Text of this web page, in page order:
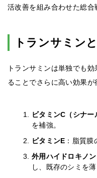
活改善を組み合わせた総合
トランサミン
トランサミンは単独でも
ることでさらに高い効果が
ビタミンC（シナー
を補強。
ビタミンE ：脂質膜
外用ハイドロキノン
し、既存のシミを薄